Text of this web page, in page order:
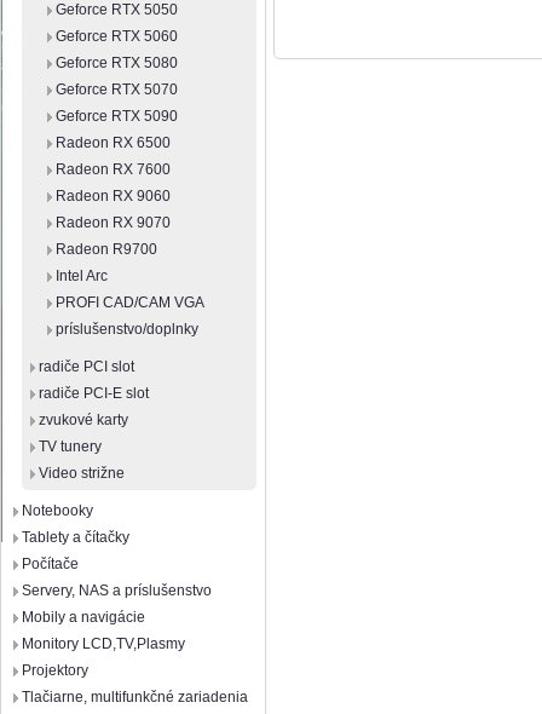
Geforce RTX 5050
Geforce RTX 5060
Geforce RTX 5080
Geforce RTX 5070
Geforce RTX 5090
Radeon RX 6500
Radeon RX 7600
Radeon RX 9060
Radeon RX 9070
Radeon R9700
Intel Arc
PROFI CAD/CAM VGA
príslušenstvo/doplnky
radiče PCI slot
radiče PCI-E slot
zvukové karty
TV tunery
Video strižne
Notebooky
Tablety a čítačky
Počítače
Servery, NAS a príslušenstvo
Mobily a navigácie
Monitory LCD,TV,Plasmy
Projektory
Tlačiarne, multifunkčné zariadenia